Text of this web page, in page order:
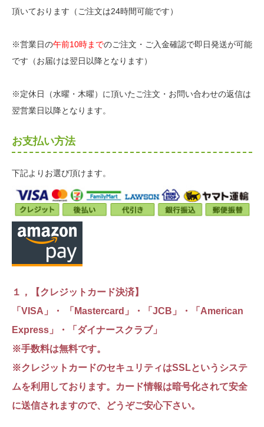
頂いております（ご注文は24時間可能です）
※営業日の午前10時までのご注文・ご入金確認で即日発送が可能
です（お届けは翌日以降となります）
※定休日（水曜・木曜）に頂いたご注文・お問い合わせの返信は
翌営業日以降となります。
お支払い方法
下記よりお選び頂けます。
１，【クレジットカード決済】
「VISA」・ 「Mastercard」・「JCB」・「American
Express」・「ダイナースクラブ」
※手数料は無料です。
※クレジットカードのセキュリティはSSLというシステ
ムを利用しております。カード情報は暗号化されて安全
に送信されますので、どうぞご安心下さい。